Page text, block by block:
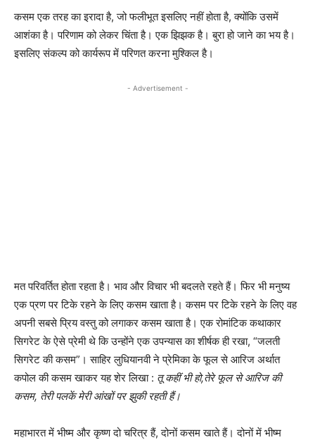
कसम एक तरह का इरादा है, जो फलीभूत इसलिए नहीं होता है, क्योंकि उसमें
आशंका है। परिणाम को लेकर चिंता है। एक झिझक है। बुरा हो जाने का भय है।
इसलिए संकल्प को कार्यरूप में परिणत करना मुश्किल है।
- Advertisement -
मत परिवर्तित होता रहता है। भाव और विचार भी बदलते रहते हैं। फिर भी मनुष्य
एक प्रण पर टिके रहने के लिए कसम खाता है। कसम पर टिके रहने के लिए वह
अपनी सबसे प्रिय वस्तु को लगाकर कसम खाता है। एक रोमांटिक कथाकार
सिगरेट के ऐसे प्रेमी थे कि उन्होंने एक उपन्यास का शीर्षक ही रखा, “जलती
सिगरेट की कसम”। साहिर लुधियानवी ने प्रेमिका के फूल से आरिज अर्थात
कपोल की कसम खाकर यह शेर लिखा : तू कहीं भी हो,तेरे फूल से आरिज की
कसम, तेरी पलकें मेरी आंखों पर झुकी रहती हैं।
महाभारत में भीष्म और कृष्ण दो चरित्र हैं, दोनों कसम खाते हैं। दोनों में भीष्म